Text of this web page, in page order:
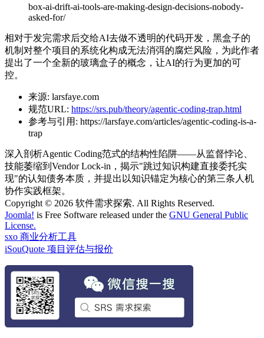
box-ai-drift-ai-tools-are-making-design-decisions-nobody-
asked-for/
相对于发完需求后交给AI去做不透明的代码开发，黑盒子的
机制对整个项目的系统化构成无法消弭的腐烂风险，为此作者
提出了一个全新的玻璃盒子的概念，让AI的行为更加的可
控。
来源: larsfaye.com
规范URL: https://srs.pub/theory/agentic-coding-trap.html
参考与引用: https://larsfaye.com/articles/agentic-coding-is-a-
trap
深入剖析Agentic Coding范式的结构性陷阱——从监督悖论、
技能萎缩到Vendor Lock-in，揭示"跳过知识构建直接委托实
现"的认知债务本质，并提出以知识锚定为核心的第三条人机
协作实践框架。
Copyright © 2026 软件需求探索. All Rights Reserved.
Joomla! is Free Software released under the GNU General Public
License.
sxo 商业分析工具
iSouQuote 项目评估与报价